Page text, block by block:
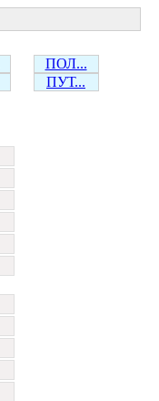
ПОЛ...
ПУТ...